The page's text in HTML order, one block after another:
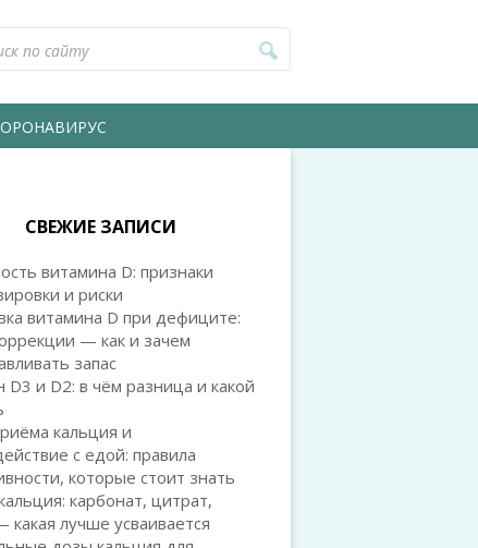
СВЕЖИЕ ЗАПИСИ
витамина D: признаки
и риски
витамина D при дефиците:
— как и зачем
запас
D3 и D2: в чём разница и какой
кальция и
с едой: правила
которые стоит знать
карбонат, цитрат,
какая лучше усваивается